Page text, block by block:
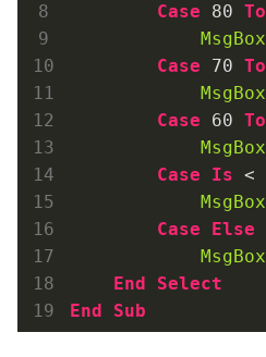
Case
80 To
MsgBox
Case
70 To
MsgBox
Case
60 To
MsgBox
Case
Is <
MsgBox
Case
Else
MsgBox
End
Select
End
Sub